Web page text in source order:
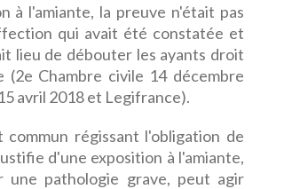
à l'amiante, la preuve n'était pas
qui avait été constatée et
lieu de débouter les ayants droit
Chambre civile 14 décembre
avril 2018 et Legifrance).
régissant l'obligation de
d'une exposition à l'amiante,
une pathologie grave, peut agir